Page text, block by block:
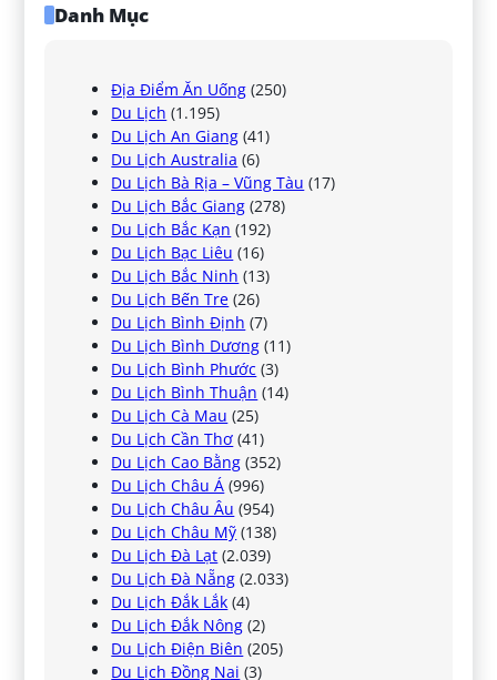
Danh Mục
Địa Điểm Ăn Uống (250)
Du Lịch (1.195)
Du Lịch An Giang (41)
Du Lịch Australia (6)
Du Lịch Bà Rịa – Vũng Tàu (17)
Du Lịch Bắc Giang (278)
Du Lịch Bắc Kạn (192)
Du Lịch Bạc Liêu (16)
Du Lịch Bắc Ninh (13)
Du Lịch Bến Tre (26)
Du Lịch Bình Định (7)
Du Lịch Bình Dương (11)
Du Lịch Bình Phước (3)
Du Lịch Bình Thuận (14)
Du Lịch Cà Mau (25)
Du Lịch Cần Thơ (41)
Du Lịch Cao Bằng (352)
Du Lịch Châu Á (996)
Du Lịch Châu Âu (954)
Du Lịch Châu Mỹ (138)
Du Lịch Đà Lạt (2.039)
Du Lịch Đà Nẵng (2.033)
Du Lịch Đắk Lắk (4)
Du Lịch Đắk Nông (2)
Du Lịch Điện Biên (205)
Du Lịch Đồng Nai (3)